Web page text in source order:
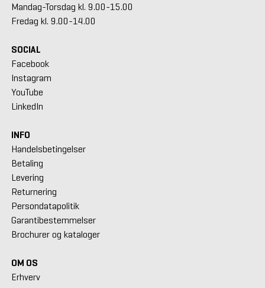
Mandag-Torsdag kl. 9.00-15.00
Fredag kl. 9.00-14.00
SOCIAL
Facebook
Instagram
YouTube
LinkedIn
INFO
Handelsbetingelser
Betaling
Levering
Returnering
Persondatapolitik
Garantibestemmelser
Brochurer og kataloger
OM OS
Erhverv